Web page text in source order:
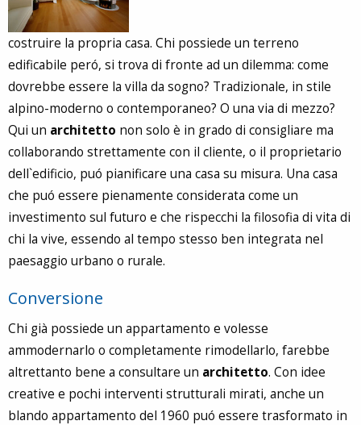
costruire la propria casa. Chi possiede un terreno
edificabile peró, si trova di fronte ad un dilemma: come
dovrebbe essere la villa da sogno? Tradizionale, in stile
alpino-moderno o contemporaneo? O una via di mezzo?
Qui un architetto non solo è in grado di consigliare ma
collaborando strettamente con il cliente, o il proprietario
dell`edificio, puó pianificare una casa su misura. Una casa
che puó essere pienamente considerata come un
investimento sul futuro e che rispecchi la filosofia di vita di
chi la vive, essendo al tempo stesso ben integrata nel
paesaggio urbano o rurale.
Conversione
Chi già possiede un appartamento e volesse
ammodernarlo o completamente rimodellarlo, farebbe
altrettanto bene a consultare un architetto. Con idee
creative e pochi interventi strutturali mirati, anche un
blando appartamento del 1960 puó essere trasformato in